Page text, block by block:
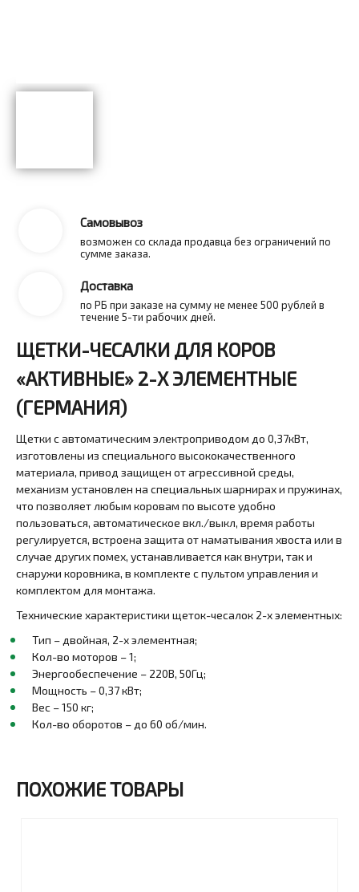
Самовывоз
возможен со склада продавца без ограничений по
сумме заказа.
Доставка
по РБ при заказе на сумму не менее 500 рублей в
течение 5-ти рабочих дней.
ЩЕТКИ-ЧЕСАЛКИ ДЛЯ КОРОВ
«АКТИВНЫЕ» 2-Х ЭЛЕМЕНТНЫЕ
(ГЕРМАНИЯ)
Щетки с автоматическим электроприводом до 0,37кВт,
изготовлены из специального высококачественного
материала, привод защищен от агрессивной среды,
механизм установлен на специальных шарнирах и пружинах,
что позволяет любым коровам по высоте удобно
пользоваться, автоматическое вкл./выкл, время работы
регулируется, встроена защита от наматывания хвоста или в
случае других помех, устанавливается как внутри, так и
снаружи коровника, в комплекте с пультом управления и
комплектом для монтажа.
Технические характеристики щеток-чесалок 2-х элементных:
Тип – двойная, 2-х элементная;
Кол-во моторов – 1;
Энергообеспечение – 220В, 50Гц;
Мощность – 0,37 кВт;
Вес – 150 кг;
Кол-во оборотов – до 60 об/мин.
ПОХОЖИЕ ТОВАРЫ